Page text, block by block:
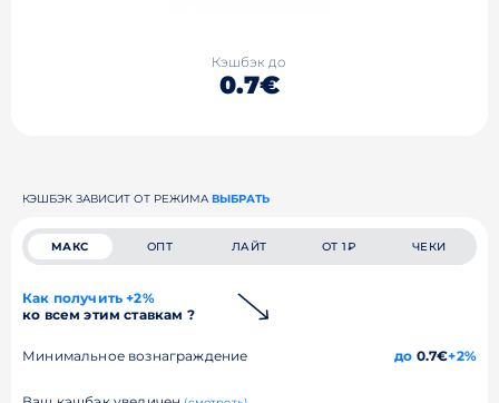
Кэшбэк до
0.7€
КЭШБЭК ЗАВИСИТ ОТ РЕЖИМА ВЫБРАТЬ
МАКС ОПТ ЛАЙТ ОТ 1₽ ЧЕКИ
Как получить +2%
ко всем этим ставкам ?
Минимальное вознаграждение до 0.7€+2%